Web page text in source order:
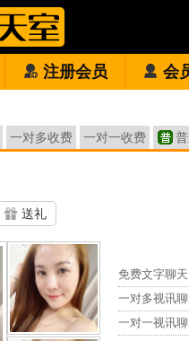
注册会员 会
一对多收费 一对一收费
送礼
免费文字聊
一对多视讯
一对一视讯